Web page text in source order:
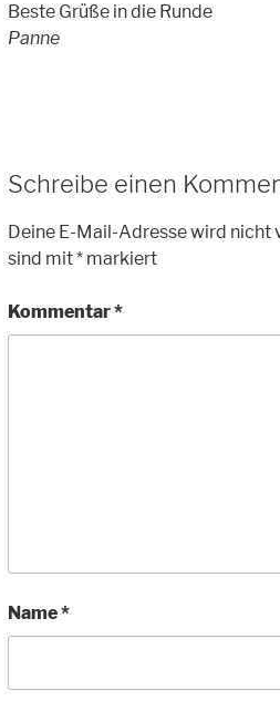
Beste Grüße in die Runde
Panne
Schreibe einen
Deine E-Mail-Adresse wird
sind mit* markiert
Kommentar*
Name*